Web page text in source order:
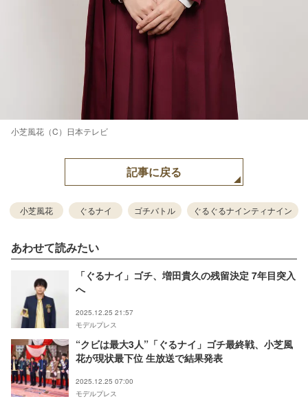
小芝風花（C）日本テレビ
記事に戻る
小芝風花 ぐるナイ ゴチバトル ぐるぐるナインティナイン
あわせて読みたい
「ぐるナイ」ゴチ、増田貴久の残留決定 7年目突入
へ
2025.12.25 21:57
モデルプレス
“クビは最大3人”「ぐるナイ」ゴチ最終戦、小芝風
花が現状最下位 生放送で結果発表
2025.12.25 07:00
モデルプレス